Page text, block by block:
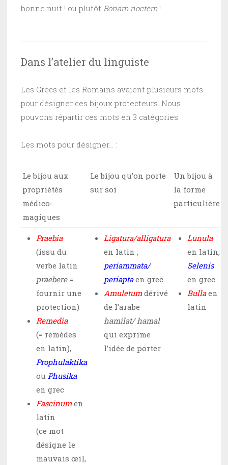
bonne nuit ! ou plutôt Bonam noctem !
Dans l’atelier du linguiste
Les Grecs et les Romains avaient plusieurs mots
pour désigner ces bijoux protecteurs. Nous
pouvons répartir ces mots en 3 catégories.
Les mots pour désigner… :
Le bijou aux
propriétés
médico-
magiques
Le bijou qu’on porte
sur soi
Un bijou à
la forme
particulière
Praebia
(issu du
verbe latin
praebere=
fournir une
protection)
Remedia
(= remèdes
en latin),
Prophulaktika
ou Phusika
en grec
Fascinum en
latin
(ce mot
désigne le
mauvais œil,
Ligatura/alligatura
en latin ;
periammata/
periaptaen grec
Amuletum dérivé
de l’arabe
hamilat/ hamal
qui exprime
l’idée de porter
Lunula
en latin,
Selenis
en grec
Bullaen
latin